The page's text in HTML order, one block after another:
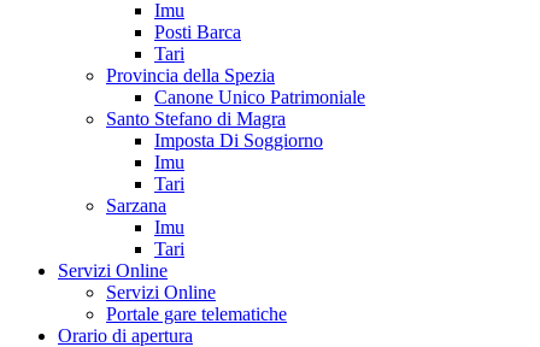
Imu
Posti Barca
Tari
Provincia della Spezia
Canone Unico Patrimoniale
Santo Stefano di Magra
Imposta Di Soggiorno
Imu
Tari
Sarzana
Imu
Tari
Servizi Online
Servizi Online
Portale gare telematiche
Orario di apertura